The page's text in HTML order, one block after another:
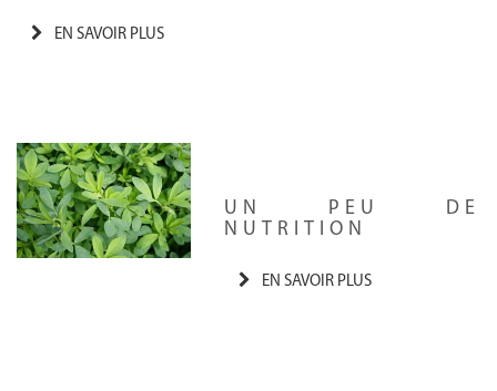
EN SAVOIR PLUS
UN PEU DE
NUTRITION
EN SAVOIR PLUS